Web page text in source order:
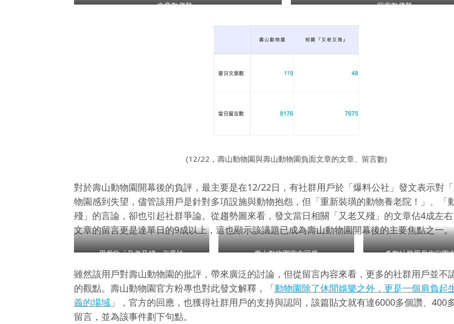
文章數趨勢 留言數趨勢
(12/22，壽山動物園與壽山動物園負面文章的文章、留言數)
對於壽山動物園開幕後的負評，最主要是在12/22日，有社群用戶於「爆料公社」發文表示對
物園感到失望，儘管該用戶是針對多項設施與動物抱怨，但「重新裝璜的動物養老院！」、「
殘」的言論，卻也引起社群爭論。從趨勢圖來看，發文當日相關「又老又殘」的文章佔4成左
文章的留言更是達單日的9成以上，這也顯示該議題已成為壽山動物園開幕後的主要焦點之一。
用戶批「又老又殘」引爭論 壽山動物園官方回應 多數社群用戶肯定園
雖然該用戶對壽山動物園的批評，帶來廣泛的討論，但從留言內容來看，更多的社群用戶並不
的觀點。壽山動物園官方粉專也對此發文解釋，「動物園除了休閒娛樂之外，更是一個肩負起
義的場域」，官方的回應，也獲得社群用戶的支持與認同，該篇貼文就有達6000多個讚、400
留言，並為該事件劃下句點。